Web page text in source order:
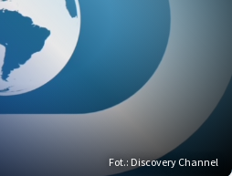
Fot.: Discovery Channel